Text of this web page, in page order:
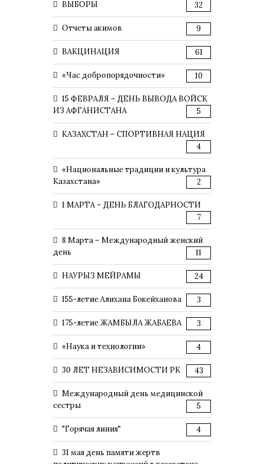
ВЫБОРЫ 32
Отчеты акимов 9
ВАКЦИНАЦИЯ 61
«Час добропорядочности» 10
15 ФЕВРАЛЯ – ДЕНЬ ВЫВОДА ВОЙСК
ИЗ АФГАНИСТАНА
5
КАЗАХСТАН – СПОРТИВНАЯ НАЦИЯ
4
«Национальные традиции и культура
Казахстана»
2
1 МАРТА – ДЕНЬ БЛАГОДАРНОСТИ
7
8 Марта – Международный женский
день
11
НАУРЫЗ МЕЙРАМЫ 24
155-летие Алихана Бокейханова 3
175-летие ЖАМБЫЛА ЖАБАЕВА 3
«Наука и технологии» 4
30 ЛЕТ НЕЗАВИСИМОСТИ РК 43
Международный день медицинской
сестры
5
"Горячая линия" 4
31 мая день памяти жертв